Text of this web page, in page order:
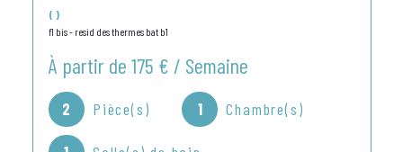
()
f1 bis - resid des thermes bat b1
À partir de 175 € / Semaine
2 Pièce(s) 1 Chambre(s)